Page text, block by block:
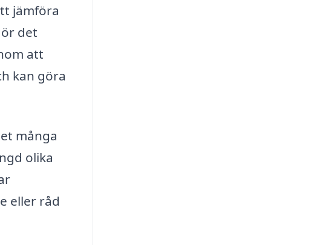
jämföra
det
att
kan göra
många
olika
eller råd